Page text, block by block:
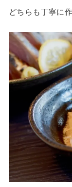
どちらも丁寧に